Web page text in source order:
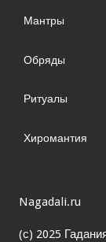
Мантры
Обряды
Ритуалы
Хиромантия
Nagadali.ru
(с) 2025